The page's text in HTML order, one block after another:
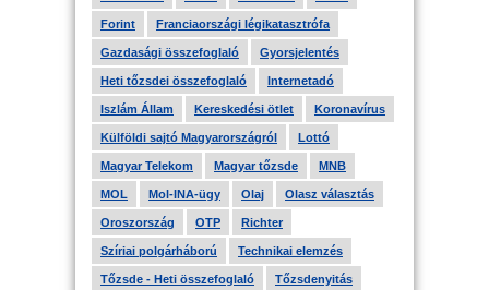
Forint Franciaországi légikatasztrófa
Gazdasági összefoglaló Gyorsjelentés
Heti tőzsdei összefoglaló Internetadó
Iszlám Állam Kereskedési ötlet Koronavírus
Külföldi sajtó Magyarországról Lottó
Magyar Telekom Magyar tőzsde MNB
MOL Mol-INA-ügy Olaj Olasz választás
Oroszország OTP Richter
Szíriai polgárháború Technikai elemzés
Tőzsde - Heti összefoglaló Tőzsdenyitás